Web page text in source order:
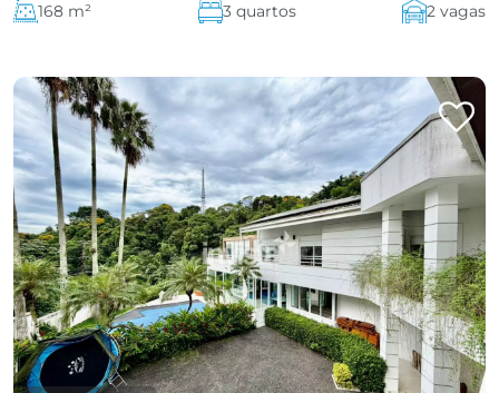
168 m² 3 quartos 2 vagas